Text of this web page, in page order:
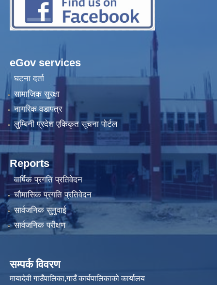
eGov services
घटना दर्ता
सामाजिक सुरक्षा
नागरिक वडापत्र
लुम्बिनी प्रदेश एकिकृत सूचना पोर्टल
Reports
वार्षिक प्रगति प्रतिवेदन
चौमासिक प्रगति प्रतिवेदन
सार्वजनिक सुनुवाई
सार्वजनिक परीक्षण
सम्पर्क विवरण
मायादेवी गाउँपालिका,गाउँ कार्यपालिकाको कार्यालय